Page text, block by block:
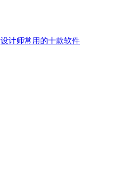
设计师常用的十款软件